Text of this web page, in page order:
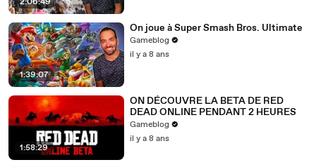
1:39:07
On joue à Super Smash Bros. Ultimate
Gameblog
il y a 8 ans
1:58:29
ON DÉCOUVRE LA BETA DE RED
DEAD ONLINE PENDANT 2 HEURES
Gameblog
il y a 8 ans